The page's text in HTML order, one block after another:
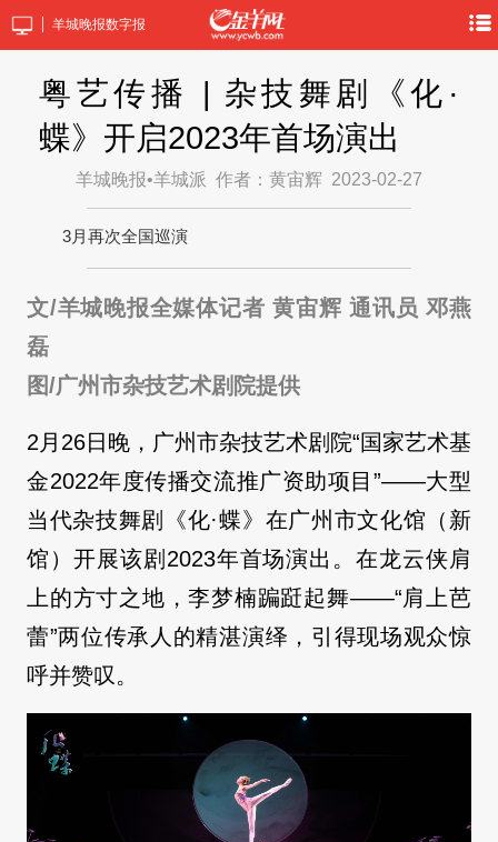
羊城晚报数字报
粤艺传播 | 杂技舞剧《化·
蝶》开启2023年首场演出
羊城晚报•羊城派 作者：黄宙辉 2023-02-27
3月再次全国巡演
文/羊城晚报全媒体记者 黄宙辉 通讯员 邓燕
磊
图/广州市杂技艺术剧院提供
2月26日晚，广州市杂技艺术剧院“国家艺术基
金2022年度传播交流推广资助项目”——大型
当代杂技舞剧《化·蝶》在广州市文化馆（新
馆）开展该剧2023年首场演出。在龙云侠肩
上的方寸之地，李梦楠蹁跹起舞——“肩上芭
蕾”两位传承人的精湛演绎，引得现场观众惊
呼并赞叹。